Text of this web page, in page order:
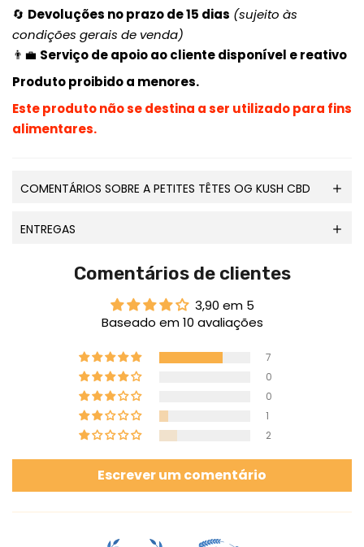
🔄 Devoluções no prazo de 15 dias (sujeito às
condições gerais de venda)
👨💼 Serviço de apoio ao cliente disponível e reativo
Produto proibido a menores.
Este produto não se destina a ser utilizado para fins
alimentares.
COMENTÁRIOS SOBRE A PETITES TÊTES OG KUSH CBD
ENTREGAS
Comentários de clientes
3,90 em 5
Baseado em 10 avaliações
7
0
0
1
2
Escrever um comentário